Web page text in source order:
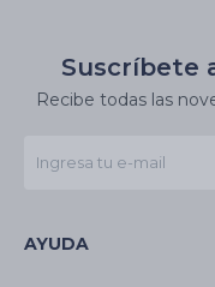
Suscríbete
Recibe todas las
AYUDA